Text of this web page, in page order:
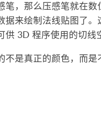
笔，那么压感笔就在
据来绘制法线贴图了
3D 程序使用的切线
是真正的颜色，而